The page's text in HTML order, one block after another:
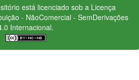
está licenciado sob a Licença
- NãoComercial - SemDerivações
Internacional.